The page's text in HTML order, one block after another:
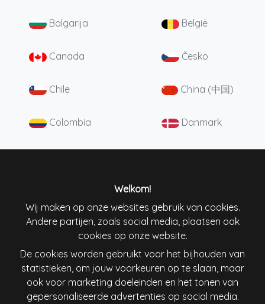
Balgarija België
Canada Česko
Chile China (中国)
Colombia Danmark
Ireland Italiana
Lietuva Magyarország
Nederland New Zealand
Welkom!
Wij maken op onze websites gebruik van cookies.
Andere partijen, zoals social media, plaatsen ook
cookies op onze website.
De cookies worden gebruikt voor het bijhouden van
statistieken, om jouw voorkeuren op te slaan, maar
ook voor marketing doeleinden en het tonen van
gepersonaliseerde advertenties op social media.